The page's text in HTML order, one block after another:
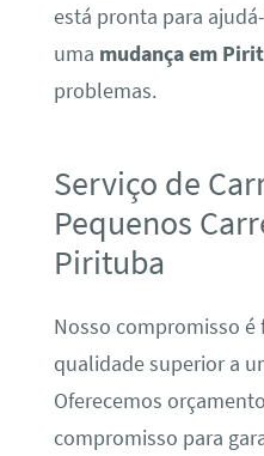
está pronta para
uma mudança em
problemas.
Serviço de
Pequenos
Pirituba
Nosso compromisso é
qualidade superior a
Oferecemos
compromisso para